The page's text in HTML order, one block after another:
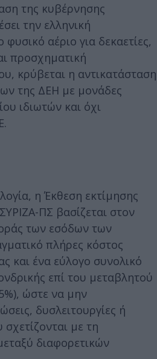
της κυβέρνησης
την ελληνική
αέριο για δεκαετίες,
προσχηματική
κρύβεται η αντικατάσταση
της ΔΕΗ με μονάδες
ιδιωτών και όχι
η Έκθεση εκτίμησης
ΠΣ βασίζεται στον
των εσόδων των
πλήρες κόστος
και ένα εύλογο συνολικό
επί του μεταβλητού
ώστε να μην
δυσλειτουργίες ή
με τη
διαφορετικών